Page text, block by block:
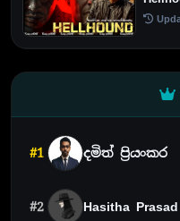
#1 දමිත් ප්‍රියංකර
#2 Hasitha Prasad